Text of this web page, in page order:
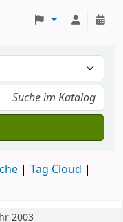
Tag Cloud
2003